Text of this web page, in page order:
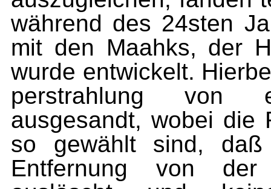
während des 24sten
mit den Maahks, der
wurde ent­wickelt.
perstrahlung von
ausgesandt, wobei die
so gewählt sind,
Entfernung von der